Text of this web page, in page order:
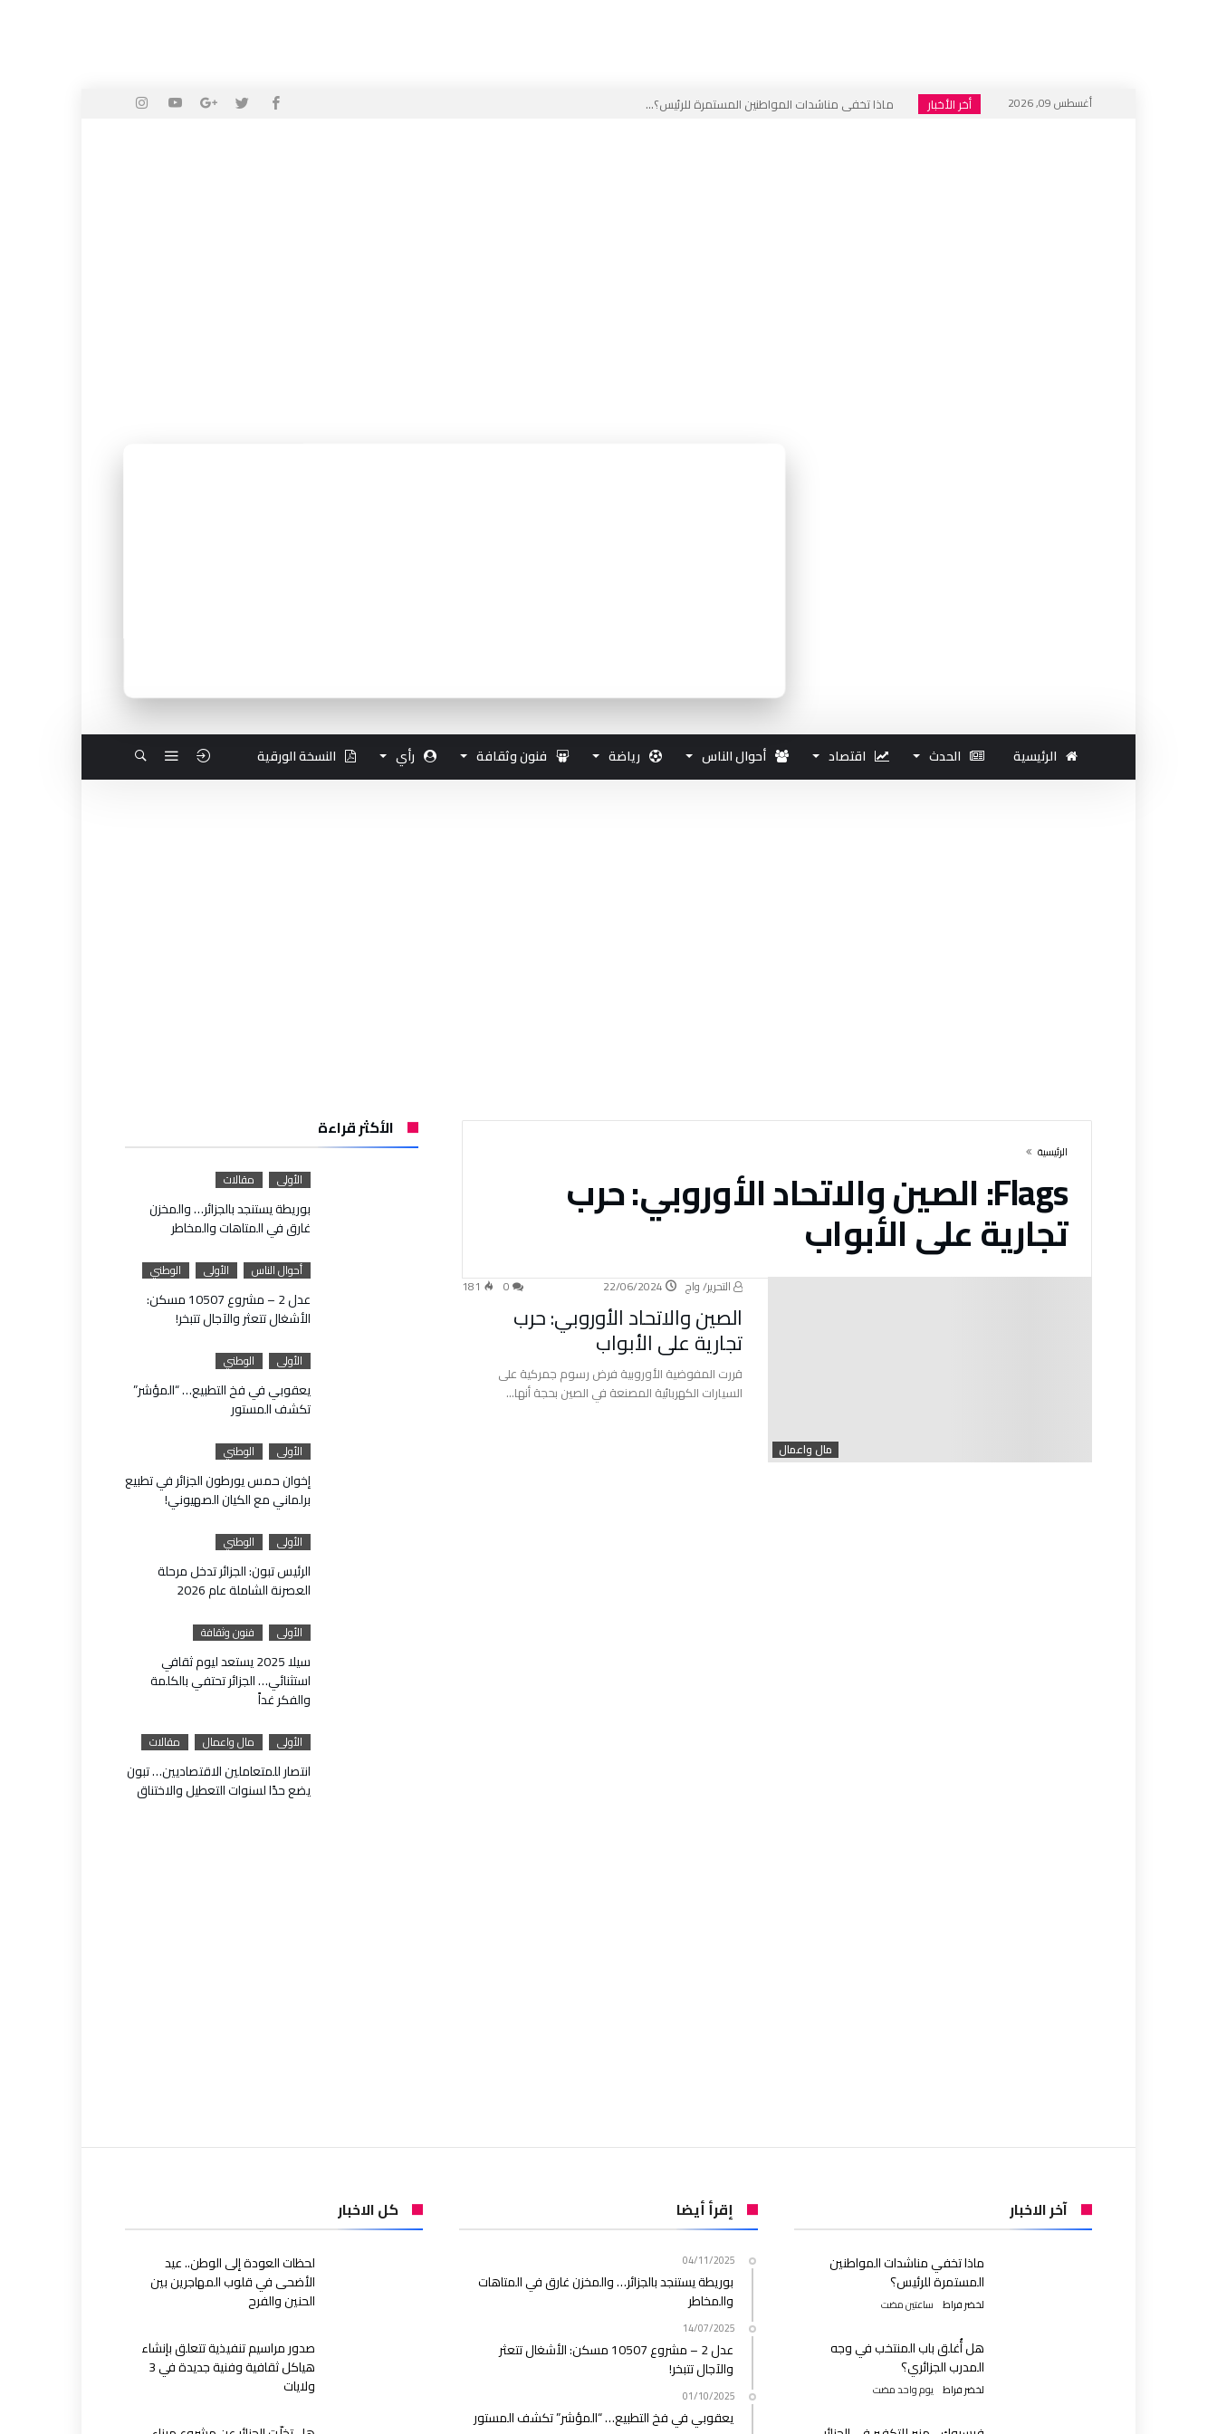
أغسطس 09, 2026 أخر الأخبار
ماذا تخفي مناشدات المواطنين المستمرة للرئيس؟...
الرئيسية الحدث اقتصاد أحوال الناس رياضة فنون وثقافة رأي النسخة الورقية
‫الرئيسية‬
Flags: الصين والاتحاد الأوروبي: حرب
تجارية على الأبواب
مال واعمال
التحرير/ واج 22/06/2024
181
الصين والاتحاد الأوروبي: حرب
تجارية على الأبواب
قررت المفوضية الأوروبية فرض رسوم جمركية على
السيارات الكهربائية المصنعة في الصين بحجة أنها…
الأكثر قراءة
الأولى مقالات
بوريطة يستنجد بالجزائر… والمخزن
غارق في المتاهات والمخاطر
أحوال الناس الأولى الوطني
عدل 2 – مشروع 10507 مسكن:
الأشغال تتعثر والآجال تتبخر!
الأولى الوطني
يعقوبي في فخ التطبيع… “المؤشر”
تكشف المستور
الأولى الوطني
إخوان حمس يورطون الجزائر في تطبيع
برلماني مع الكيان الصهيوني!
الأولى الوطني
الرئيس تبون: الجزائر تدخل مرحلة
العصرنة الشاملة عام 2026
الأولى فنون وثقافة
سيلا 2025 يستعد ليوم ثقافي
استثنائي… الجزائر تحتفي بالكلمة
والفكر غداً
الأولى مال واعمال مقالات
انتصار للمتعاملين الاقتصاديين… تبون
يضع حدًا لسنوات التعطيل والاختناق
آخر الاخبار
ماذا تخفي مناشدات المواطنين
المستمرة للرئيس؟
لخضر فراط ‫‫‫‏‫ساعتين مضت‬
هل أُغلق باب المنتخب في وجه
المدرب الجزائري؟
لخضر فراط ‫‫‫‏‫يوم واحد مضت‬
إقرأ أيضا
04/11/2025
بوريطة يستنجد بالجزائر… والمخزن غارق في المتاهات
والمخاطر
14/07/2025
عدل 2 – مشروع 10507 مسكن: الأشغال تتعثر
والآجال تتبخر!
01/10/2025
يعقوبي في فخ التطبيع… “المؤشر” تكشف المستور
كل الاخبار
لحظات العودة إلى الوطن.. عيد
الأضحى في قلوب المهاجرين بين
الحنين والفرح
صدور مراسيم تنفيذية تتعلق بإنشاء
هياكل ثقافية وفنية جديدة في 3
ولايات